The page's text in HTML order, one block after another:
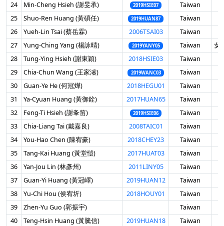
24
Min-Cheng Hsieh (謝旻承) 2019HSIE07 Taiwan
25
Shuo-Ren Huang (黃碩任) 2019HUAN87 Taiwan
26
Yueh-Lin Tsai (蔡岳霖) 2006TSAI03 Taiwan
27
Yung-Ching Yang (楊詠晴) 2019YANY05 Taiwan
女
28
Tung-Ying Hsieh (謝東穎) 2018HSIE03 Taiwan
29
Chia-Chun Wang (王家濬) 2019WANC03 Taiwan
30
Guan-Ye He (何冠燁) 2018HEGU01 Taiwan
31
Ya-Cyuan Huang (黃御銓) 2017HUAN65 Taiwan
32
Feng-Ti Hsieh (謝夆笛) 2019HSIE06 Taiwan
33
Chia-Liang Tai (戴嘉良) 2008TAIC01 Taiwan
34
You-Hao Chen (陳宥豪) 2018CHEY23 Taiwan
35
Tang-Kai Huang (黃堂愷) 2017HUAT03 Taiwan
36
Yan-Jou Lin (林彥州) 2011LINY05 Taiwan
37
Guan-Yi Huang (黃冠嶧) 2019HUAN12 Taiwan
38
Yu-Chi Hou (侯宥圻) 2018HOUY01 Taiwan
39
Zhen-Yu Guo (郭振宇) Taiwan
40
Teng-Hsin Huang (黃騰信) 2019HUAN18 Taiwan